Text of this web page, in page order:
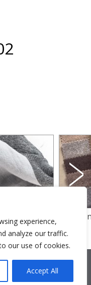
experience,
analyze our traffic.
our use of cookies.
Accept All
degli Abruzzi 7/A, 20871
/ P.IVA IT10810090968 |